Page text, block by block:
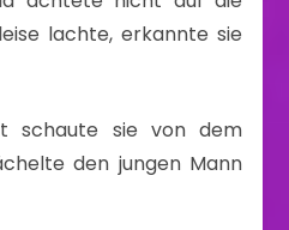
lachte, erkannte sie
schaute sie von dem
den jungen Mann